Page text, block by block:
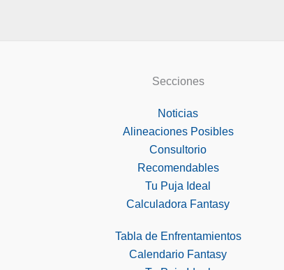
Secciones
Noticias
Alineaciones Posibles
Consultorio
Recomendables
Tu Puja Ideal
Calculadora Fantasy
Tabla de Enfrentamientos
Calendario Fantasy